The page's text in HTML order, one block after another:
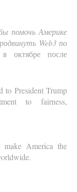
помочь Америке
Web3 по
после
to President Trump
to fairness,
America the